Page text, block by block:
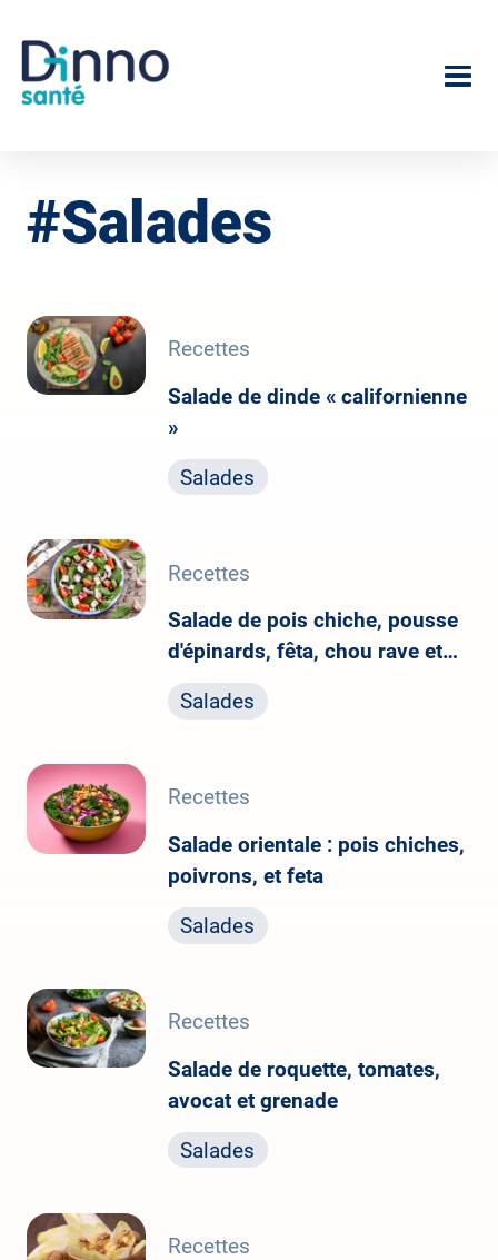
contenu
principal
Image
Salades
Recettes
Salade de dinde « californienne
»
Salades
Recettes
Salade de pois chiche, pousse
d'épinards, fêta, chou rave et
vinaigrette à l'orange
Salades
Recettes
Salade orientale : pois chiches,
poivrons, et feta
Salades
Recettes
Salade de roquette, tomates,
avocat et grenade
Salades
Recettes